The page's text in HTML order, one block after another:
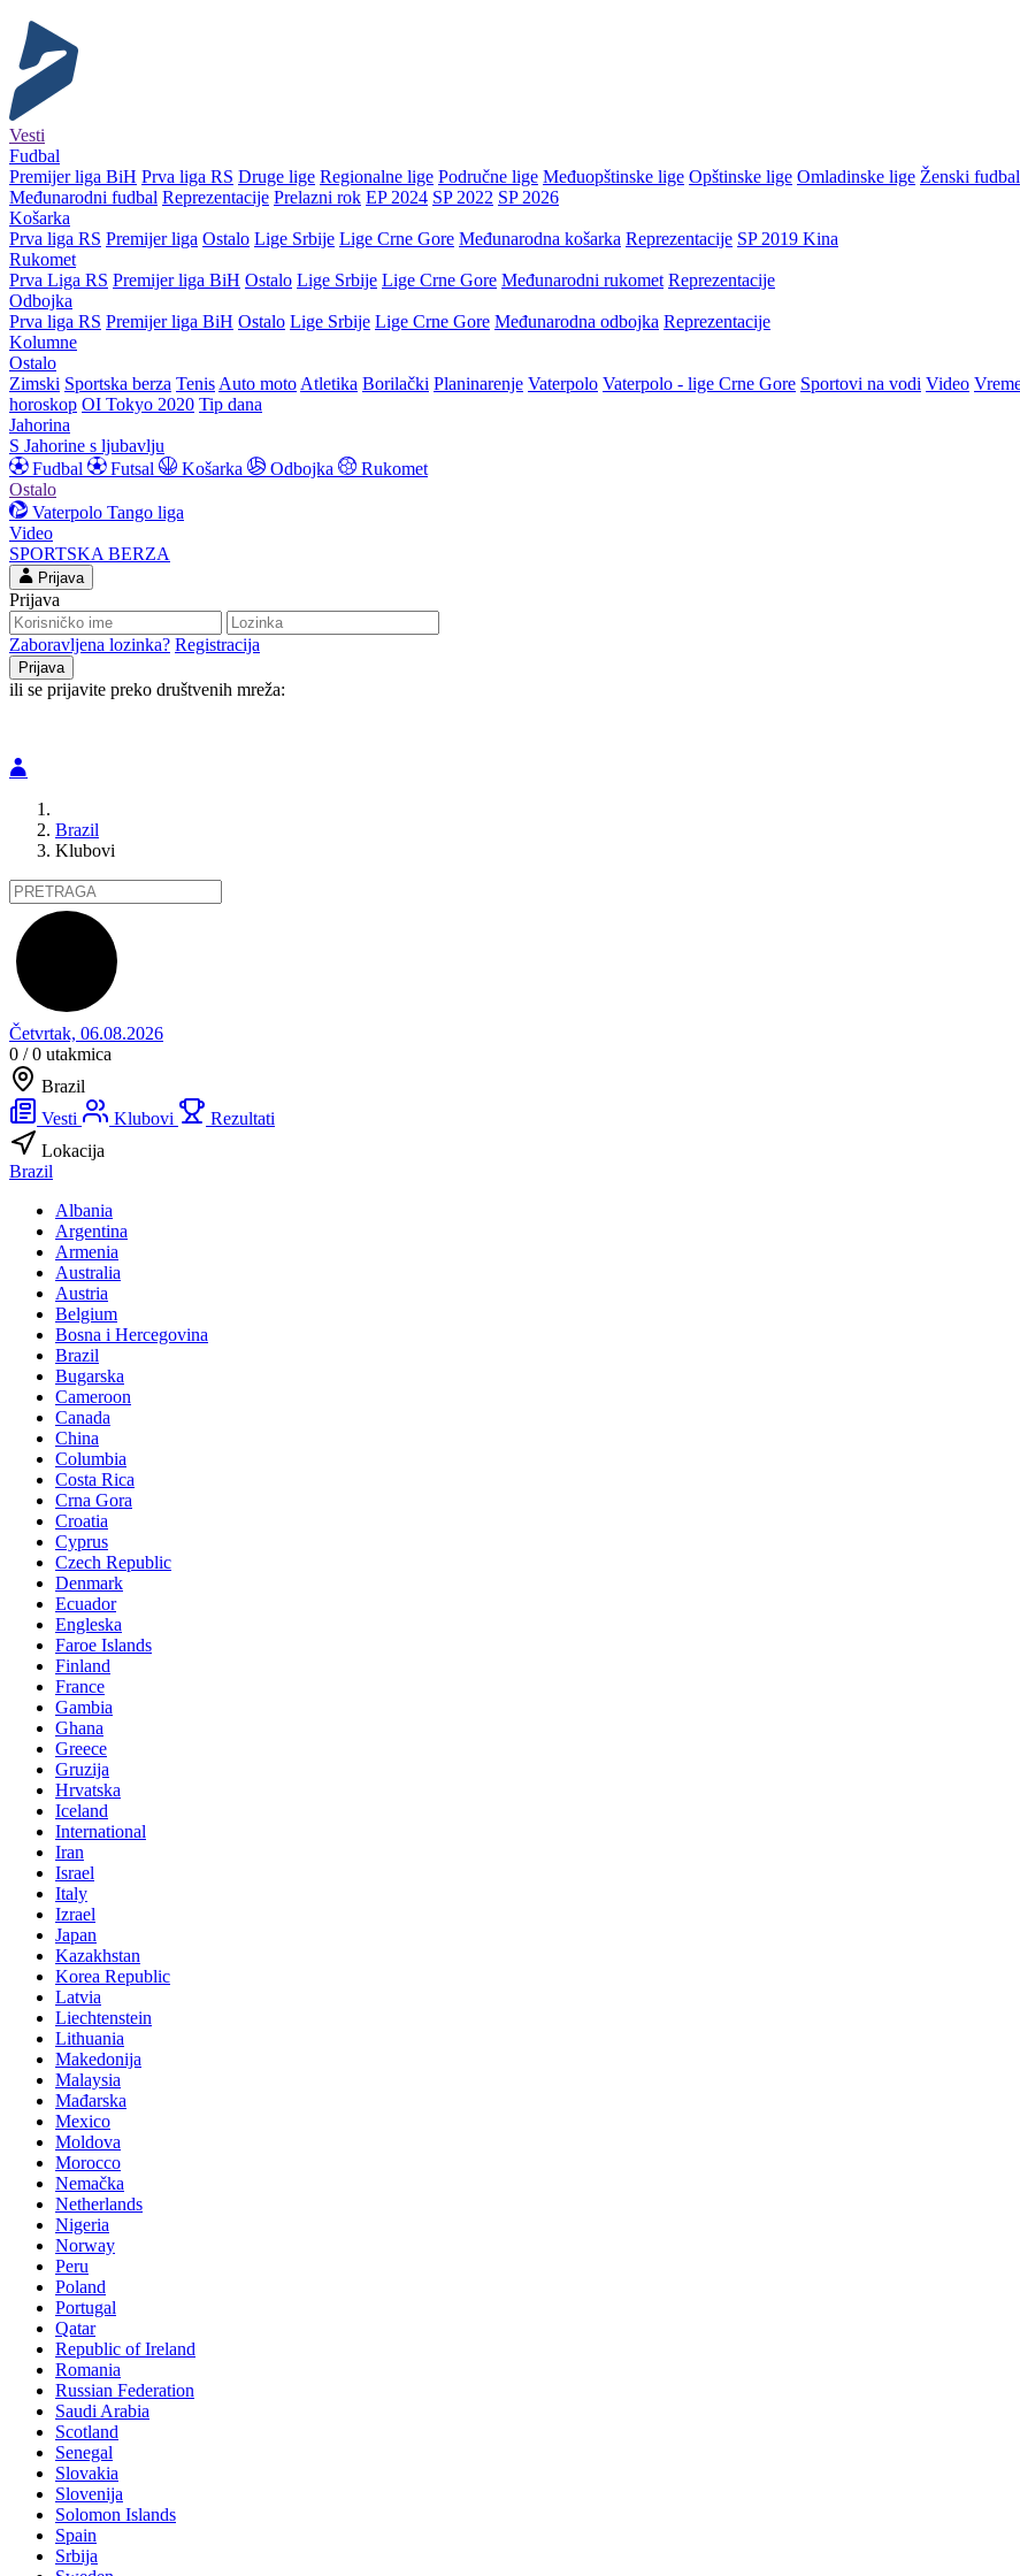
Vesti
Fudbal
Premijer liga BiH Prva liga RS Druge lige Regionalne lige Područne lige Međuopštinske lige Opštinske lige Omladinske lige Ženski fudbal
Međunarodni fudbal Reprezentacije Prelazni rok EP 2024 SP 2022 SP 2026
Košarka
Prva liga RS Premijer liga Ostalo Lige Srbije Lige Crne Gore Međunarodna košarka Reprezentacije SP 2019 Kina
Rukomet
Prva Liga RS Premijer liga BiH Ostalo Lige Srbije Lige Crne Gore Međunarodni rukomet Reprezentacije
Odbojka
Prva liga RS Premijer liga BiH Ostalo Lige Srbije Lige Crne Gore Međunarodna odbojka Reprezentacije
Kolumne
Ostalo
Zimski Sportska berza Tenis Auto moto Atletika Borilački Planinarenje Vaterpolo Vaterpolo - lige Crne Gore Sportovi na vodi Video
horoskop OI Tokyo 2020 Tip dana
Jahorina
S Jahorine s ljubavlju
Fudbal
Futsal Košarka Odbojka
Rukomet
Ostalo
Vaterpolo Tango liga
Video
SPORTSKA BERZA
Prijava
Prijava
Zaboravljena lozinka? Registracija
ili se prijavite preko društvenih mreža:
Brazil
Klubovi
Četvrtak, 06.08.2026
0 / 0 utakmica
Brazil
Vesti
Klubovi
Rezultati
Lokacija
Brazil
Albania
Argentina
Armenia
Australia
Austria
Belgium
Bosna i Hercegovina
Brazil
Bugarska
Cameroon
Canada
China
Columbia
Costa Rica
Crna Gora
Croatia
Cyprus
Czech Republic
Denmark
Ecuador
Engleska
Faroe Islands
Finland
France
Gambia
Ghana
Greece
Gruzija
Hrvatska
Iceland
International
Iran
Israel
Italy
Izrael
Japan
Kazakhstan
Korea Republic
Latvia
Liechtenstein
Lithuania
Makedonija
Malaysia
Mađarska
Mexico
Moldova
Morocco
Nemačka
Netherlands
Nigeria
Norway
Peru
Poland
Portugal
Qatar
Republic of Ireland
Romania
Russian Federation
Saudi Arabia
Scotland
Senegal
Slovakia
Slovenija
Solomon Islands
Spain
Srbija